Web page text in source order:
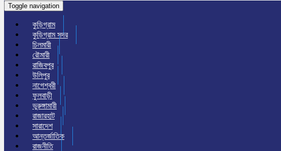
Toggle navigation
কুড়িগ্রাম
কুড়িগ্রাম সদর
চিলমারী
রৌমারী
রাজিবপুর
উলিপুর
নাগেশ্বরী
ফুলবাড়ী
ভুরুঙ্গামারী
রাজারহাট
সারাদেশ
আন্তর্জাতিক
রাজনীতি